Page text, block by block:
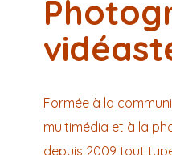
Formée à la
multimédia et à la
depuis 2009 tout